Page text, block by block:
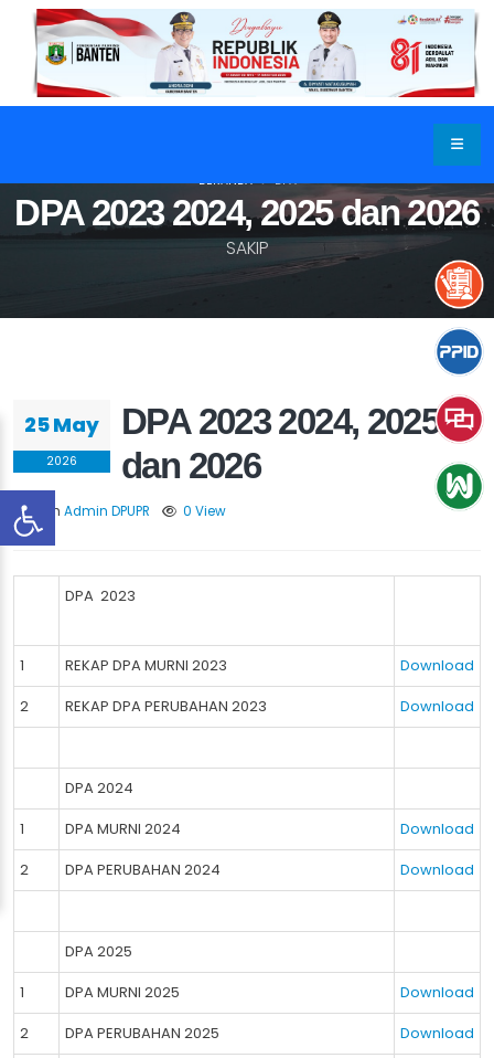
DPA 2023 2024, 2025 dan 2026
SAKIP
BERANDA DPA
25 May
2026
DPA 2023 2024, 2025
dan 2026
Oleh Admin DPUPR 0 View
DPA 2023
1 REKAP DPA MURNI 2023
Download
2
REKAP DPA PERUBAHAN 2023 Download
DPA 2024
1
DPA MURNI 2024
Download
2
DPA PERUBAHAN 2024 Download
DPA 2025
1
DPA MURNI 2025
Download
2
DPA PERUBAHAN 2025 Download